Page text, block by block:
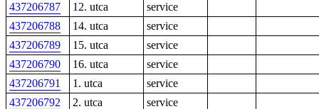
437206787
12. utca
service
437206788
14. utca
service
437206789
15. utca
service
437206790
16. utca
service
437206791
1. utca
service
437206792
2. utca
service